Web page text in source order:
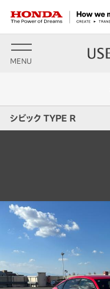
MENU
シビック TYPE R